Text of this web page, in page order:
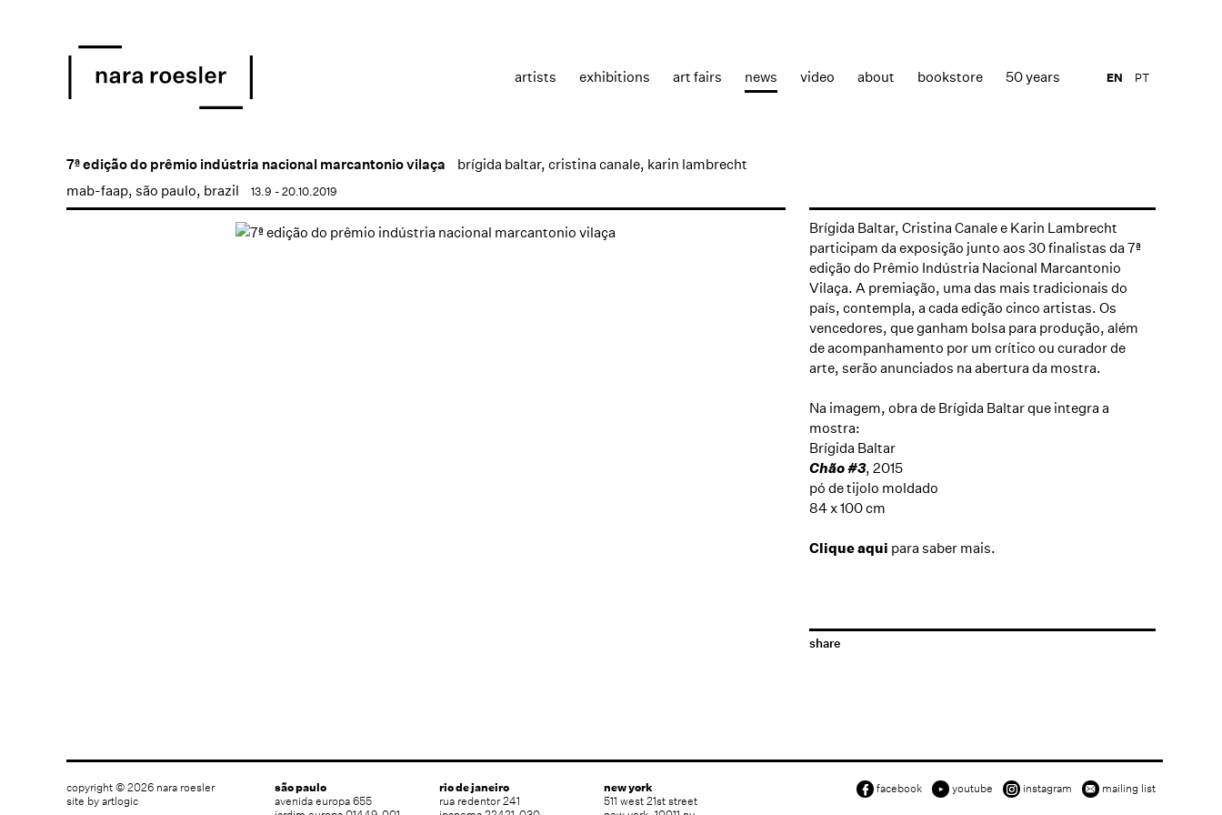
artists exhibitions art fairs news video about bookstore 50 years PT
EN
7ª edição do prêmio indústria nacional marcantonio vilaça brígida baltar, cristina canale, karin lambrecht
mab-faap, são paulo, brazil
13.9 - 20.10.2019
Brígida Baltar, Cristina Canale e Karin Lambrecht
participam da exposição junto aos 30 finalistas da 7ª
edição do Prêmio Indústria Nacional Marcantonio
Vilaça. A premiação, uma das mais tradicionais do
país, contempla, a cada edição cinco artistas. Os
vencedores, que ganham bolsa para produção, além
de acompanhamento por um crítico ou curador de
arte, serão anunciados na abertura da mostra.
Na imagem, obra de Brígida Baltar que integra a
mostra:
Brígida Baltar
Chão #3, 2015
pó de tijolo moldado
84 x 100 cm
Clique aqui para saber mais.
share
facebook youtube instagram mailing list
new york
511 west 21st street
rio de janeiro
rua redentor 241
são paulo
avenida europa 655
copyright © 2026 nara roesler
site by artlogic